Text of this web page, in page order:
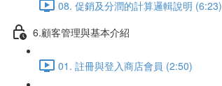
08. 促銷及分潤的計算邏輯說明 (6:23)
6.顧客管理與基本介紹
01. 註冊與登入商店會員 (2:50)